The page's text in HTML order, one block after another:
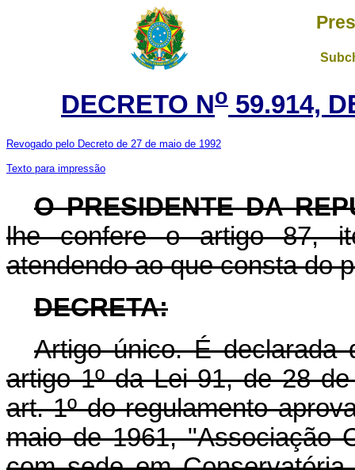
DECRETO No 59.914,
Revogado pelo Decreto de 27 de maio de 1992
Texto para impressão
O PRESIDENTE DA
lhe confere o artigo 87,
atendendo ao que consta do
DECRETA:
Artigo único. É declarada
artigo 1º da Lei 91, de 28
art. 1º do regulamento
maio de 1961, "Associação